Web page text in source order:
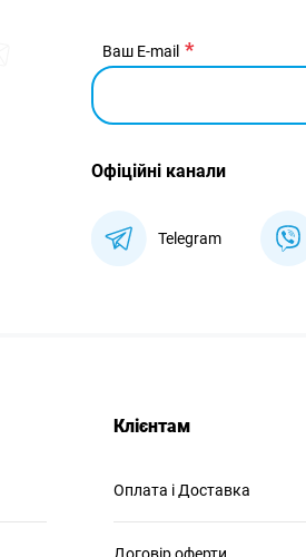
Ваш E-mail
Офіційні канали
Telegram
Клієнтам
Оплата і Доставка